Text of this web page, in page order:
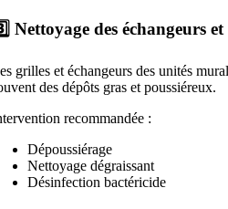
Nettoyage des échangeurs
grilles et échangeurs des unités
des dépôts gras et poussiéreux.
recommandée :
Dépoussiérage
Nettoyage dégraissant
Désinfection bactéricide